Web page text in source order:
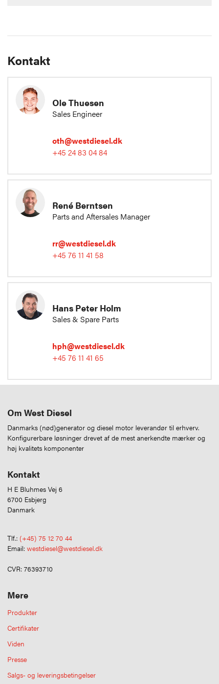
Kontakt
Ole Thuesen
Sales Engineer
oth@westdiesel.dk
+45 24 83 04 84
René Berntsen
Parts and Aftersales Manager
rr@westdiesel.dk
+45 76 11 41 58
Hans Peter Holm
Sales & Spare Parts
hph@westdiesel.dk
+45 76 11 41 65
Om West Diesel
Danmarks (nød)generator og diesel motor leverandør til erhverv.
Konfigurerbare løsninger drevet af de mest anerkendte mærker og
høj kvalitets komponenter
Kontakt
H E Bluhmes Vej 6
6700 Esbjerg
Danmark
Tlf.: (+45) 75 12 70 44
Email: westdiesel@westdiesel.dk
CVR: 76393710
Mere
Produkter
Certifikater
Viden
Presse
Salgs- og leveringsbetingelser